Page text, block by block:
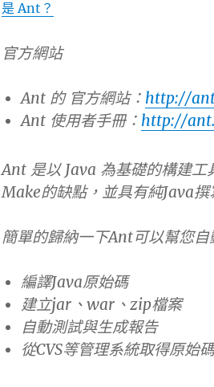
是 Ant？
官方網站
Ant 的 官方網站： http://
Ant 使用者手冊： http://
Ant 是以 Java 為基礎的構建
Make的缺點，並具有純Java撰
簡單的歸納一下Ant可以幫您自
編譯Java原始碼
建立jar、war、zip檔案
自動測試與生成報告
從CVS等管理系統取得原始碼